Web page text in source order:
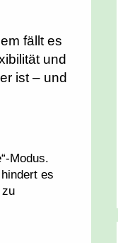
fällt es
und
ist – und
Modus.
es